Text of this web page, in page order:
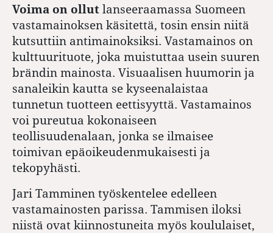
Voima on ollut lanseeraamassa Suomeen
vastamainoksen käsitettä, tosin ensin niitä
kutsuttiin antimainoksiksi. Vastamainos on
kulttuurituote, joka muistuttaa usein suuren
brändin mainosta. Visuaalisen huumorin ja
sanaleikin kautta se kyseenalaistaa
tunnetun tuotteen eettisyyttä. Vastamainos
voi pureutua kokonaiseen
teollisuudenalaan, jonka se ilmaisee
toimivan epäoikeudenmukaisesti ja
tekopyhästi.
Jari Tamminen työskentelee edelleen
vastamainosten parissa. Tammisen iloksi
niistä ovat kiinnostuneita myös koululaiset,